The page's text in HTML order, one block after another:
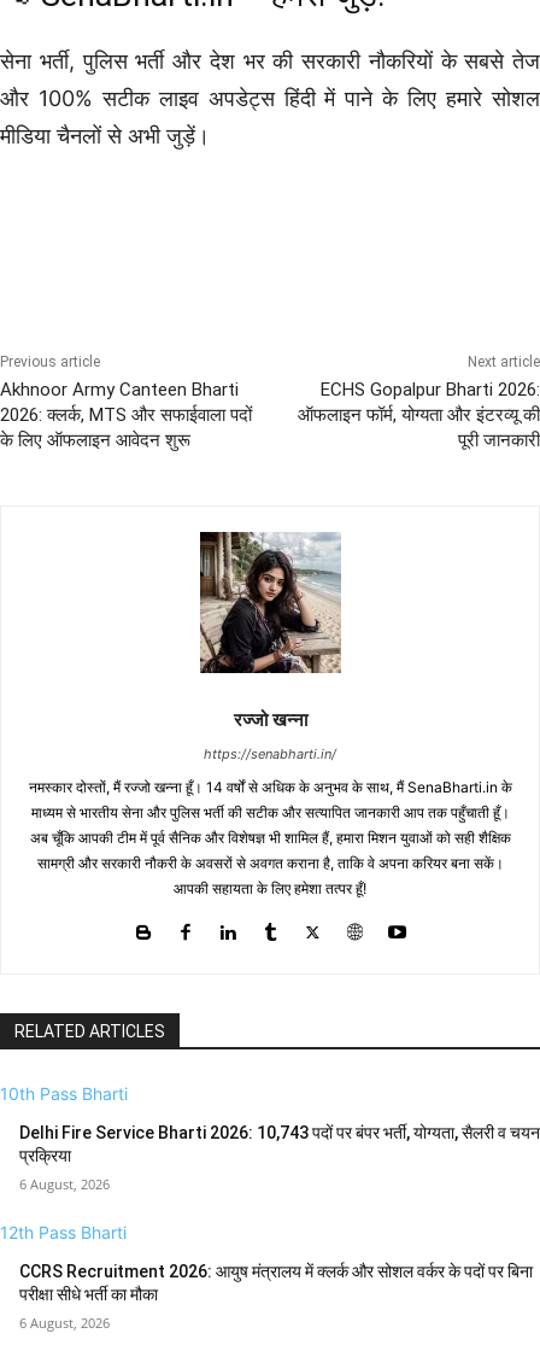
सेना भर्ती, पुलिस भर्ती और देश भर की सरकारी नौकरियों के सबसे तेज
और 100% सटीक लाइव अपडेट्स हिंदी में पाने के लिए हमारे सोशल
मीडिया चैनलों से अभी जुड़ें।
Previous article
Akhnoor Army Canteen Bharti
2026: क्लर्क, MTS और सफाईवाला पदों
के लिए ऑफलाइन आवेदन शुरू
Next article
ECHS Gopalpur Bharti 2026:
ऑफलाइन फॉर्म, योग्यता और इंटरव्यू की
पूरी जानकारी
रज्जो खन्ना
https://senabharti.in/
नमस्कार दोस्तों, मैं रज्जो खन्ना हूँ। 14 वर्षों से अधिक के अनुभव के साथ, मैं SenaBharti.in के
माध्यम से भारतीय सेना और पुलिस भर्ती की सटीक और सत्यापित जानकारी आप तक पहुँचाती हूँ।
अब चूँकि आपकी टीम में पूर्व सैनिक और विशेषज्ञ भी शामिल हैं, हमारा मिशन युवाओं को सही शैक्षिक
सामग्री और सरकारी नौकरी के अवसरों से अवगत कराना है, ताकि वे अपना करियर बना सकें।
आपकी सहायता के लिए हमेशा तत्पर हूँ!
RELATED ARTICLES
10th Pass Bharti
Delhi Fire Service Bharti 2026: 10,743 पदों पर बंपर भर्ती, योग्यता, सैलरी व चयन
प्रक्रिया
6 August, 2026
12th Pass Bharti
CCRS Recruitment 2026: आयुष मंत्रालय में क्लर्क और सोशल वर्कर के पदों पर बिना
परीक्षा सीधे भर्ती का मौका
6 August, 2026